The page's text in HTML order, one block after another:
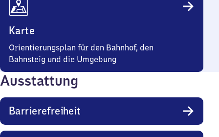
Karte
Orientierungsplan für den Bahnhof, den
Bahnsteig und die Umgebung
Ausstattung
Barrierefreiheit